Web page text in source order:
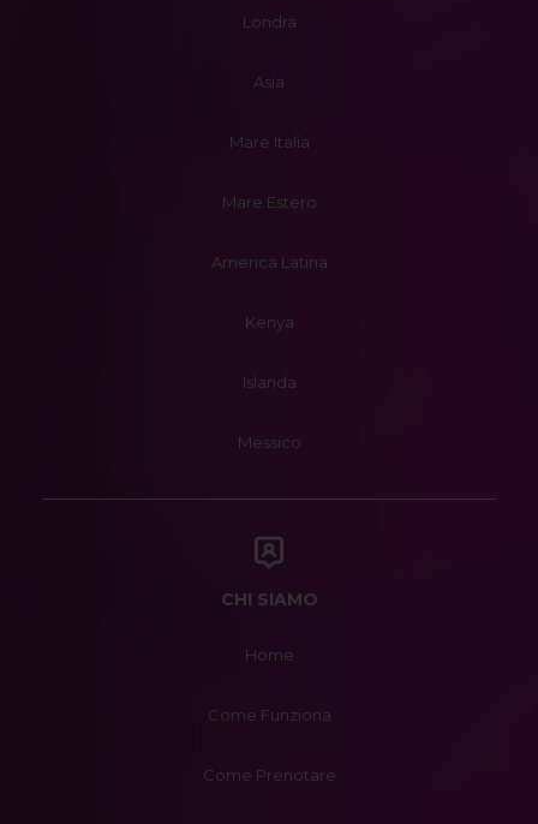
Londra
Asia
Mare Italia
Mare Estero
America Latina
Kenya
Islanda
Messico
CHI SIAMO
Home
Come Funziona
Come Prenotare